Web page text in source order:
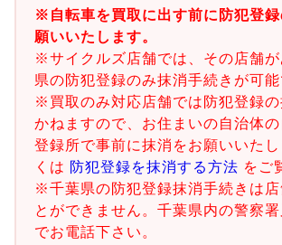
※自転車を買取に出す前に防犯登
願いいたします。
※サイクルズ店舗では、その店舗
県の防犯登録のみ抹消手続きが可能
※買取のみ対応店舗では防犯登録の
かねますので、お住まいの自治体
登録所で事前に抹消をお願いいた
くは 防犯登録を抹消する方法 をご
※千葉県の防犯登録抹消手続きは店
とができません。千葉県内の警察署
でお電話下さい。